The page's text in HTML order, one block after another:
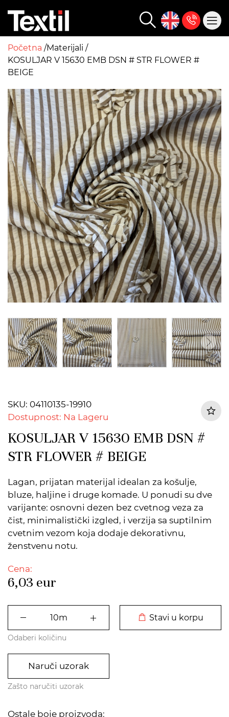
Početna Materijali
KOSULJAR V 15630 EMB DSN # STR FLOWER #
BEIGE
SKU: 04110135-19910
Dostupnost: Na Lageru
KOSULJAR V 15630 EMB DSN #
STR FLOWER # BEIGE
Lagan, prijatan materijal idealan za košulje,
bluze, haljine i druge komade. U ponudi su dve
varijante: osnovni dezen bez cvetnog veza za
čist, minimalistički izgled, i verzija sa suptilnim
cvetnim vezom koja dodaje dekorativnu,
ženstvenu notu.
Cena:
6,03 eur
Stavi u korpu
Odaberi količinu
Naruči uzorak
Zašto naručiti uzorak
Ostale boje proizvoda: